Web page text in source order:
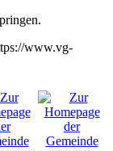
www.vg-